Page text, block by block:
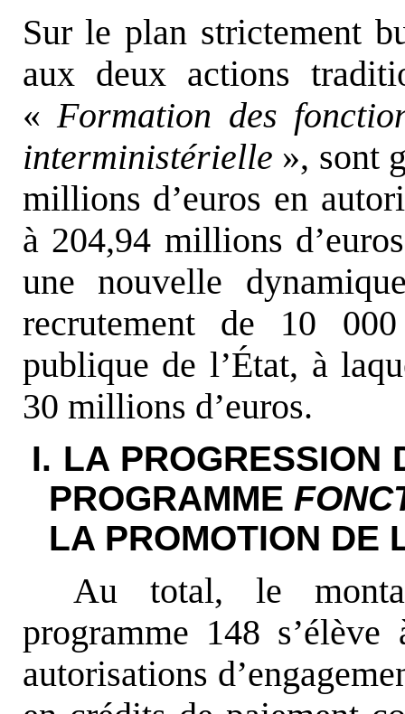
Sur le plan strictement
aux deux actions
«Formation des
interministérielle », sont
millions d’euros en
à 204,94 millions
une nouvelle
recrutement de 10
publique de l’État, à
30 millions d’euros.
I. LA PROGRESSION
PROGRAMME
LA PROMOTION DE
Au total, le
programme 148
autorisations